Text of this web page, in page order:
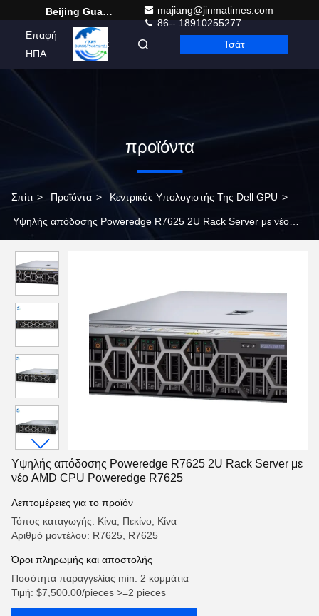
Beijing Guangtian Runze Technology Co., Ltd.
majiang@jinmatimes.com
86-- 18910255277
Επαφή
ΗΠΑ
Greek Τσάτ
προϊόντα
Σπίτι > Προϊόντα > Κεντρικός Υπολογιστής Της Dell GPU >
Υψηλής απόδοσης Poweredge R7625 2U Rack Server με νέο
Υψηλής απόδοσης Poweredge R7625 2U Rack Server με
νέο AMD CPU Poweredge R7625
Λεπτομέρειες για το προϊόν
Τόπος καταγωγής: Κίνα, Πεκίνο, Κίνα
Αριθμό μοντέλου: R7625, R7625
Όροι πληρωμής και αποστολής
Ποσότητα παραγγελίας min: 2 κομμάτια
Τιμή: $7,500.00/pieces >=2 pieces